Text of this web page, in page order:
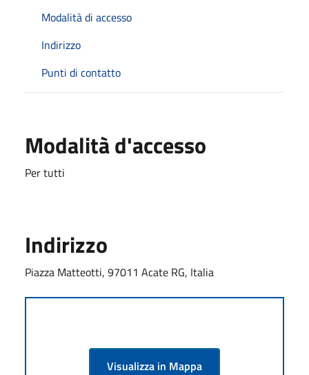
Modalità di accesso
Indirizzo
Punti di contatto
Modalità d'accesso
Per tutti
Indirizzo
Piazza Matteotti, 97011 Acate RG, Italia
Visualizza in Mappa